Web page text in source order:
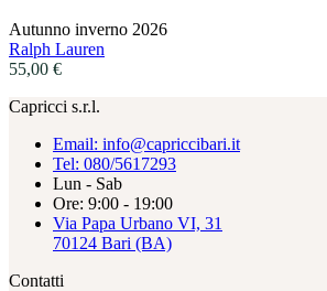
Autunno inverno 2026
Ralph Lauren
55,00 €
Capricci s.r.l.
Email: info@capriccibari.it
Tel: 080/5617293
Lun - Sab
Ore: 9:00 - 19:00
Via Papa Urbano VI, 31
70124 Bari (BA)
Contatti